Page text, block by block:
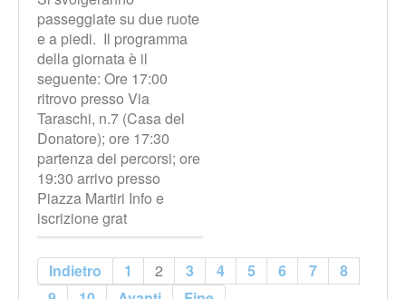
passeggiate su due ruote
e a piedi. Il programma
della giornata è il
seguente: Ore 17:00
ritrovo presso Via
Taraschi, n.7 (Casa del
Donatore); ore 17:30
partenza dei percorsi; ore
19:30 arrivo presso
Piazza Martiri Info e
iscrizione grat
Indietro 1 2 3 4 5 6 7
8